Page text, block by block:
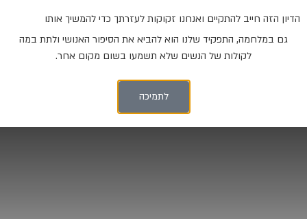
הדיון הזה חייב להתקיים ואנחנו זקוקות לעזרתך כדי להמשיך אותו
גם במלחמה, התפקיד שלנו הוא להביא את הסיפור האנושי ולתת במה
לקולות של הנשים שלא תשמעו בשום מקום אחר.
לתמיכה